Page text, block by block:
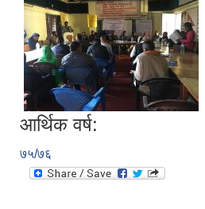
आर्थिक वर्ष:
७५/७६